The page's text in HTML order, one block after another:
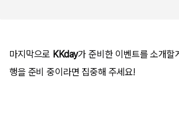
마지막으로 KKday가 준비한 이벤트를 소개할
행을 준비 중이라면 집중해 주세요!